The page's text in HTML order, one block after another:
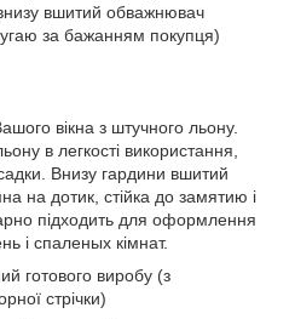
вшитий обважнювач
за бажанням покупця)
вікна з штучного льону.
в легкості використання,
Внизу гардини вшитий
на дотик, стійка до замятию і
підходить для оформлення
і спаленых кімнат.
готового виробу (з
стрічки)